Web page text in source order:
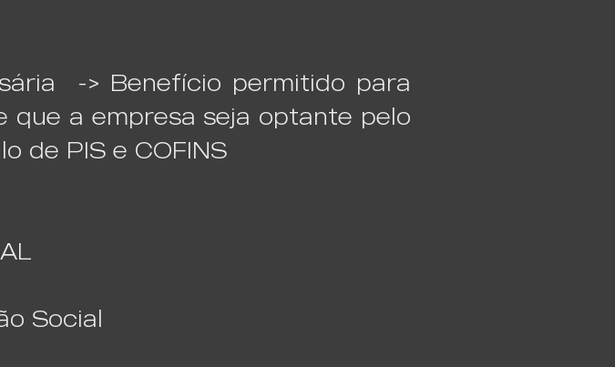
-> Benefício permitido para
que a empresa seja optante pelo
de PIS e COFINS
Social